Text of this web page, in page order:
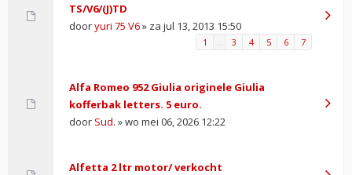
TS/V6/(J)TD
dooryuri 75 V6» za jul 13, 2013 15:50
1 3 4 5 6 7
Alfa Romeo 952 Giulia originele Giulia
kofferbak letters. 5 euro.
door Sud. » wo mei 06, 2026 12:22
Alfetta 2 ltr motor/ verkocht